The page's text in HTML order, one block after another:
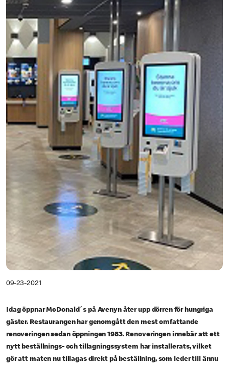
09-23-2021
Idag öppnar McDonald´s på Avenyn åter upp dörren för hungriga
gäster. Restaurangen har genomgått den mest omfattande
renoveringen sedan öppningen 1983. Renoveringen innebär att ett
nytt beställnings- och tillagningssystem har installerats, vilket
gör att maten nu tillagas direkt på beställning, som leder till ännu